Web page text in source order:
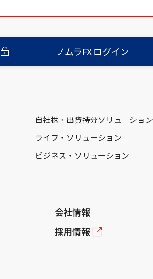
ノムラFX ログイン
自社株・出資持分ソリューション
ライフ・ソリューション
ビジネス・ソリューション
会社情報
採用情報